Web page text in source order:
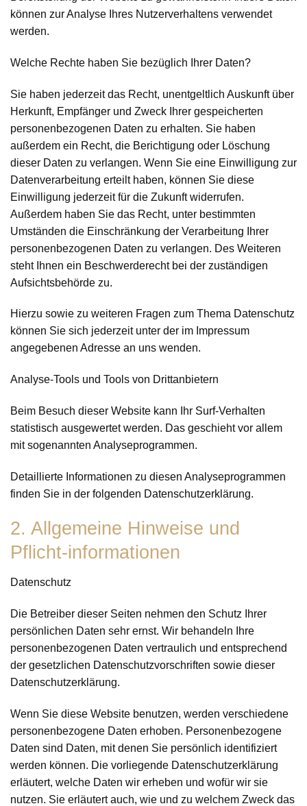
können zur Analyse Ihres Nutzerverhaltens verwendet
werden.
Welche Rechte haben Sie bezüglich Ihrer Daten?
Sie haben jederzeit das Recht, unentgeltlich Auskunft über
Herkunft, Empfänger und Zweck Ihrer gespeicherten
personenbezogenen Daten zu erhalten. Sie haben
außerdem ein Recht, die Berichtigung oder Löschung
dieser Daten zu verlangen. Wenn Sie eine Einwilligung zur
Datenverarbeitung erteilt haben, können Sie diese
Einwilligung jederzeit für die Zukunft widerrufen.
Außerdem haben Sie das Recht, unter bestimmten
Umständen die Einschränkung der Verarbeitung Ihrer
personenbezogenen Daten zu verlangen. Des Weiteren
steht Ihnen ein Beschwerderecht bei der zuständigen
Aufsichtsbehörde zu.
Hierzu sowie zu weiteren Fragen zum Thema Datenschutz
können Sie sich jederzeit unter der im Impressum
angegebenen Adresse an uns wenden.
Analyse-Tools und Tools von Dritt­anbietern
Beim Besuch dieser Website kann Ihr Surf-Verhalten
statistisch ausgewertet werden. Das geschieht vor allem
mit sogenannten Analyseprogrammen.
Detaillierte Informationen zu diesen Analyseprogrammen
finden Sie in der folgenden Datenschutzerklärung.
2. Allgemeine Hinweise und
Pflicht-informationen
Datenschutz
Die Betreiber dieser Seiten nehmen den Schutz Ihrer
persönlichen Daten sehr ernst. Wir behandeln Ihre
personenbezogenen Daten vertraulich und entsprechend
der gesetzlichen Datenschutzvorschriften sowie dieser
Datenschutzerklärung.
Wenn Sie diese Website benutzen, werden verschiedene
personenbezogene Daten erhoben. Personenbezogene
Daten sind Daten, mit denen Sie persönlich identifiziert
werden können. Die vorliegende Datenschutzerklärung
erläutert, welche Daten wir erheben und wofür wir sie
nutzen. Sie erläutert auch, wie und zu welchem Zweck das